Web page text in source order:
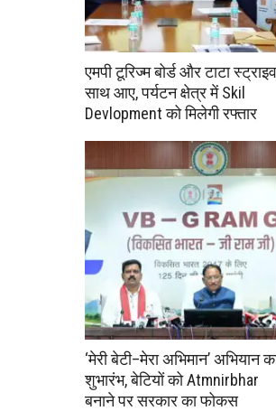
एमपी टूरिज्म बोर्ड और टाटा स्ट्राइव
साथ आए, पर्यटन क्षेत्र में Skil
Devlopment को मिलेगी रफ्तार
‘मेरी बेटी–मेरा अभिमान’ अभियान
शुभारंभ, बेटियों को Atmnirbhar
बनाने पर सरकार का फोकस